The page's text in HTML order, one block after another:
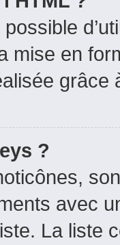
mise en
grâce
?
avec
La liste